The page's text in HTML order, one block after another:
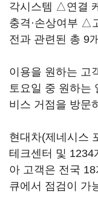
각시스템 △연결
충격·손상여부 △
전과 관련된 총 9
이용을 원하는 고
토요일 중 원하는
비스 거점을 방문
현대차(제네시스
테크센터 및 1234
아 고객은 전국
큐에서 점검이 가